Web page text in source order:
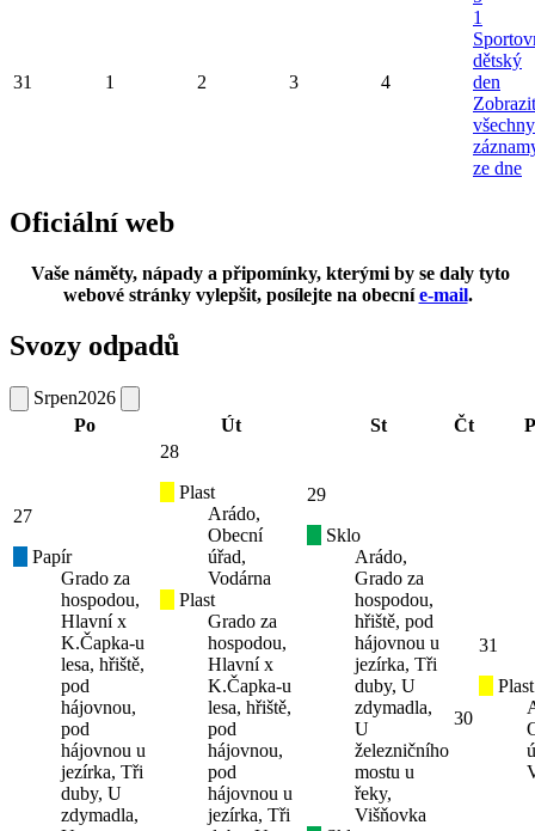
31 1 2 3 4
1
dětský
den
Zobrazit
všechny
ze dne
Oficiální web
Vaše náměty, nápady a připomínky, kterými by se daly tyto
webové stránky vylepšit, posílejte na obecníe-mail.
Svozy odpadů
Srpen2026
Po
Út St Čt
27
Papír
Grado za
hospodou,
Hlavní x
K.Čapka-u
lesa, hřiště,
pod
hájovnou,
pod
hájovnou u
jezírka, Tři
duby, U
zdymadla,
28
Plast
Arádo,
Obecní
úřad,
Vodárna
Plast
Grado za
hospodou,
Hlavní x
K.Čapka-u
lesa, hřiště,
pod
hájovnou,
pod
hájovnou u
jezírka, Tři
29
Sklo
Arádo,
Grado za
hospodou,
hřiště, pod
hájovnou u
jezírka, Tři
duby, U
zdymadla,
U
železničního
mostu u
řeky,
Višňovka
30
31
Plast